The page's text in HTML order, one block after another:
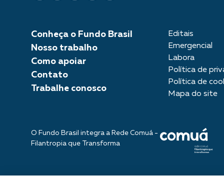
Conheça o Fundo Brasil
Nosso trabalho
Como apoiar
Contato
Trabalhe conosco
Editais
Emergencial
Labora
Política de
Política de
Mapa do site
O Fundo Brasil integra a Rede Comuá -
Filantropia que Transforma